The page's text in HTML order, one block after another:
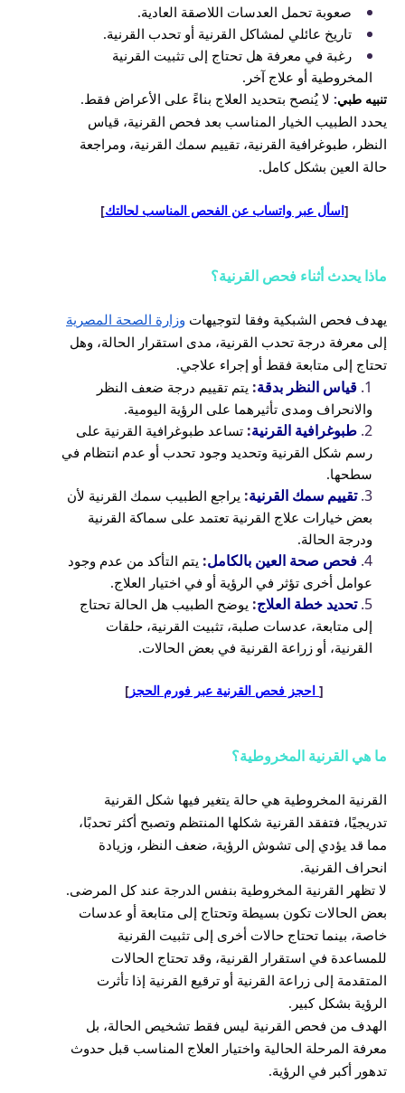
صعوبة تحمل العدسات اللاصقة العادية.
تاريخ عائلي لمشاكل القرنية أو تحدب القرنية.
رغبة في معرفة هل تحتاج إلى تثبيت القرنية
المخروطية أو علاج آخر.
تنبيه طبي: لا يُنصح بتحديد العلاج بناءً على الأعراض فقط.
يحدد الطبيب الخيار المناسب بعد فحص القرنية، قياس
النظر، طبوغرافية القرنية، تقييم سمك القرنية، ومراجعة
حالة العين بشكل كامل.
[اسأل عبر واتساب عن الفحص المناسب لحالتك]
ماذا يحدث أثناء فحص القرنية؟
يهدف فحص الشبكية وفقا لتوجيهات وزارة الصحة المصرية
إلى معرفة درجة تحدب القرنية، مدى استقرار الحالة، وهل
تحتاج إلى متابعة فقط أو إجراء علاجي.
قياس النظر بدقة: يتم تقييم درجة ضعف النظر
والانحراف ومدى تأثيرهما على الرؤية اليومية.
طبوغرافية القرنية: تساعد طبوغرافية القرنية على
رسم شكل القرنية وتحديد وجود تحدب أو عدم انتظام في
سطحها.
تقييم سمك القرنية: يراجع الطبيب سمك القرنية لأن
بعض خيارات علاج القرنية تعتمد على سماكة القرنية
ودرجة الحالة.
فحص صحة العين بالكامل: يتم التأكد من عدم وجود
عوامل أخرى تؤثر في الرؤية أو في اختيار العلاج.
تحديد خطة العلاج: يوضح الطبيب هل الحالة تحتاج
إلى متابعة، عدسات صلبة، تثبيت القرنية، حلقات
القرنية، أو زراعة القرنية في بعض الحالات.
[ احجز فحص القرنية عبر فورم الحجز ]
ما هي القرنية المخروطية؟
القرنية المخروطية هي حالة يتغير فيها شكل القرنية
تدريجيًا، فتفقد القرنية شكلها المنتظم وتصبح أكثر تحدبًا،
مما قد يؤدي إلى تشوش الرؤية، ضعف النظر، وزيادة
انحراف القرنية.
لا تظهر القرنية المخروطية بنفس الدرجة عند كل المرضى.
بعض الحالات تكون بسيطة وتحتاج إلى متابعة أو عدسات
خاصة، بينما تحتاج حالات أخرى إلى تثبيت القرنية
للمساعدة في استقرار القرنية، وقد تحتاج الحالات
المتقدمة إلى زراعة القرنية أو ترقيع القرنية إذا تأثرت
الرؤية بشكل كبير.
الهدف من فحص القرنية ليس فقط تشخيص الحالة، بل
معرفة المرحلة الحالية واختيار العلاج المناسب قبل حدوث
تدهور أكبر في الرؤية.